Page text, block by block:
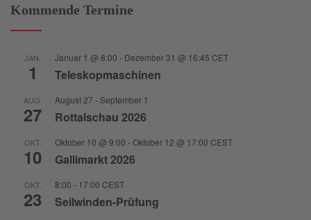
Kommende Termine
JAN.
1
Januar 1 @ 8:00 - Dezember 31 @ 16:45 CET
Teleskopmaschinen
AUG.
27
August 27 -September 1
Rottalschau 2026
OKT.
10
Oktober 10 @ 9:00 -Oktober 12 @ 17:00 CEST
Gallimarkt 2026
OKT.
23
8:00 - 17:00 CEST
Seilwinden-Prüfung